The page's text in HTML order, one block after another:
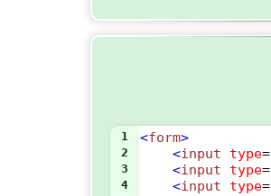
1 <form>
2 <input type=
3 <input type=
4 <input type=